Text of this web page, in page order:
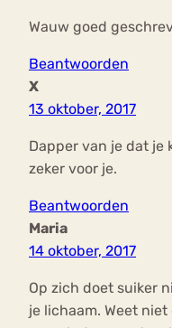
Wauw goed
Beantwoorden
X
13 oktober, 2017
Dapper van je dat je
zeker voor je.
Beantwoorden
Maria
14 oktober, 2017
Op zich doet suiker
je lichaam. Weet